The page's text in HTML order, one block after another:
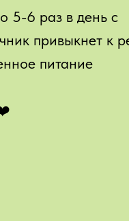
5-6 раз в день с
привыкнет к
питание